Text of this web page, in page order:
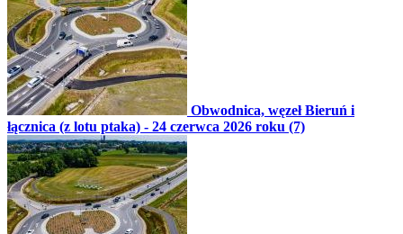
Obwodnica, węzeł Bieruń i
łącznica (z lotu ptaka) - 24 czerwca 2026 roku (7)